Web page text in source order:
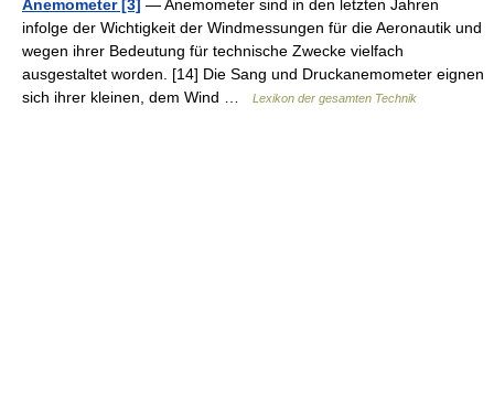
Anemometer [3] — Anemometer sind in den letzten Jahren
infolge der Wichtigkeit der Windmessungen für die Aeronautik und
wegen ihrer Bedeutung für technische Zwecke vielfach
ausgestaltet worden. [14] Die Sang und Druckanemometer eignen
sich ihrer kleinen, dem Wind …
Lexikon der gesamten Technik